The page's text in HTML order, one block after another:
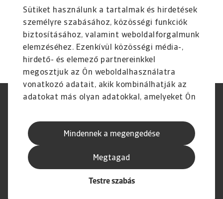
Sütiket használunk a tartalmak és hirdetések
személyre szabásához, közösségi funkciók
biztosításához, valamint weboldalforgalmunk
elemzéséhez. Ezenkívül közösségi média-,
hirdető- és elemező partnereinkkel
megosztjuk az Ön weboldalhasználatra
vonatkozó adatait, akik kombinálhatják az
adatokat más olyan adatokkal, amelyeket Ön
használt más szolgáltatásokból gyűjtöttek.
Mindennek a megengedése
Testre szabás
Megtagad
Credit Insurance
Protect your business from unpaid invoices and gain
access to valuable business intelligence
Adathalászat és Biztonság
Speak Up Csatornák
Jogi Nyilatkozat
Pénzügyi Navigátor